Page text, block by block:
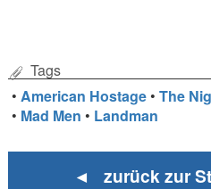
Tags
•American Hostage •The
• Mad Men • Landman
◄ zurück zur